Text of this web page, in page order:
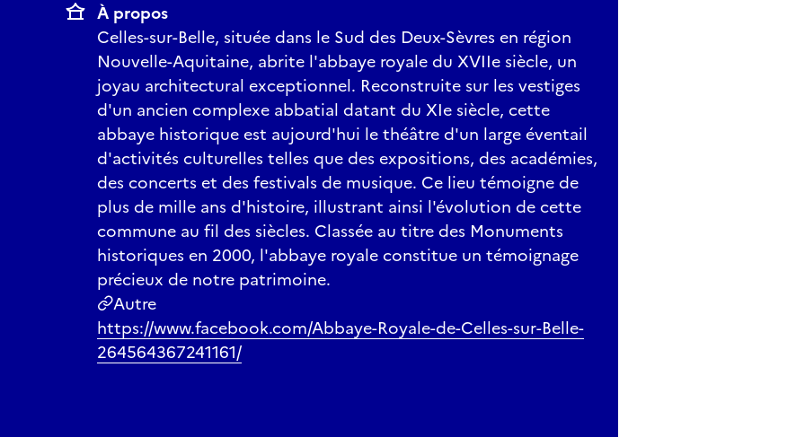
À propos
Celles-sur-Belle, située dans le Sud des Deux-Sèvres en région
Nouvelle-Aquitaine, abrite l'abbaye royale du XVIIe siècle, un
joyau architectural exceptionnel. Reconstruite sur les vestiges
d'un ancien complexe abbatial datant du XIe siècle, cette
abbaye historique est aujourd'hui le théâtre d'un large éventail
d'activités culturelles telles que des expositions, des académies,
des concerts et des festivals de musique. Ce lieu témoigne de
plus de mille ans d'histoire, illustrant ainsi l'évolution de cette
commune au fil des siècles. Classée au titre des Monuments
historiques en 2000, l'abbaye royale constitue un témoignage
précieux de notre patrimoine.
Autre
https://www.facebook.com/Abbaye-Royale-de-Celles-sur-Belle-
264564367241161/